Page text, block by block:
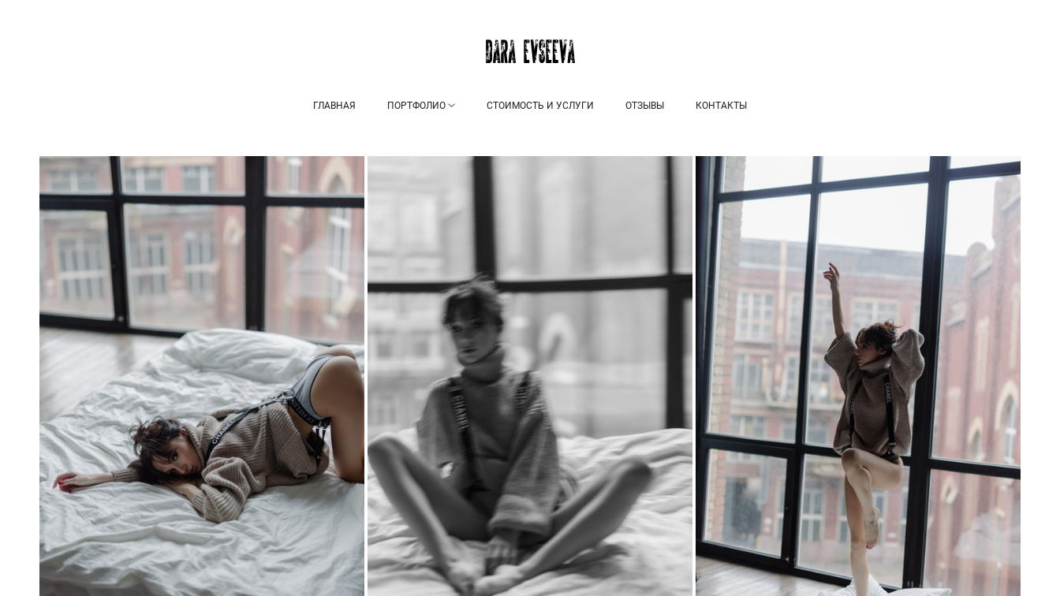
ГЛАВНАЯ ПОРТФОЛИО СТОИМОСТЬ И УСЛУГИ ОТЗЫВЫ КОНТАКТЫ